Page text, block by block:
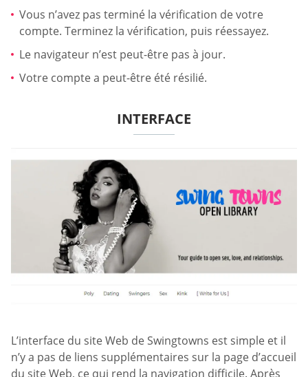
Vous n’avez pas terminé la vérification de votre
compte. Terminez la vérification, puis réessayez.
Le navigateur n’est peut-être pas à jour.
Votre compte a peut-être été résilié.
INTERFACE
L’interface du site Web de Swingtowns est simple et il
n’y a pas de liens supplémentaires sur la page d’accueil
du site Web, ce qui rend la navigation difficile. Après